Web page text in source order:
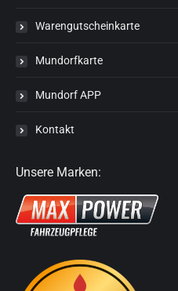
Warengutscheinkarte
Mundorfkarte
Mundorf APP
Kontakt
Unsere Marken: